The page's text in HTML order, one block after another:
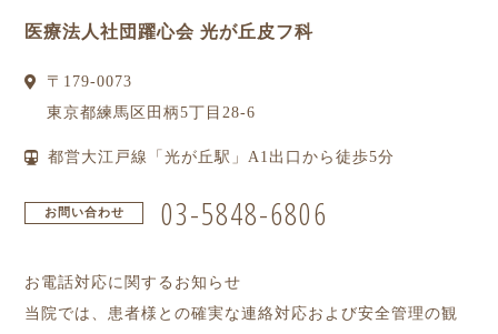
医療法人社団躍心会 光が丘皮フ科
〒 179-0073
東京都練馬区 田柄5丁目28-6
都営大江戸線「光が丘駅」A1出口から徒歩5分
お問い合わせ 03-5848-6806
お電話対応に関するお知らせ
当院では、患者様との確実な連絡対応および安全管理の観